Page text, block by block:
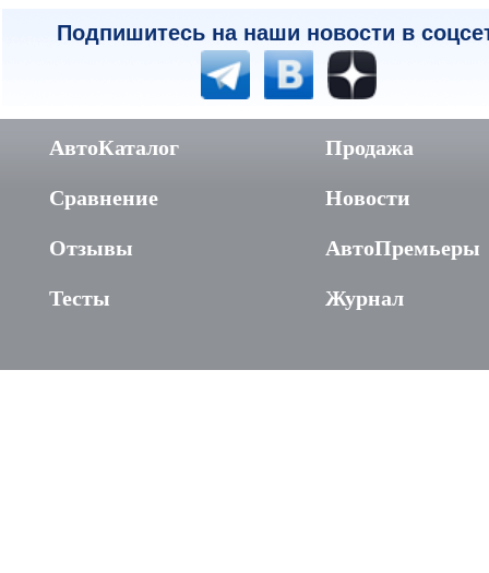
Подпишитесь на наши новости в
АвтоКаталог
Сравнение
Отзывы
Тесты
Продажа
Новости
АвтоПремьеры
Журнал